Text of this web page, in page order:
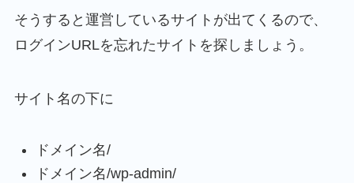
そうすると運営しているサイトが出てくるので、
ログインURLを忘れたサイトを探しましょう。
サイト名の下に
ドメイン名/
ドメイン名/wp-admin/